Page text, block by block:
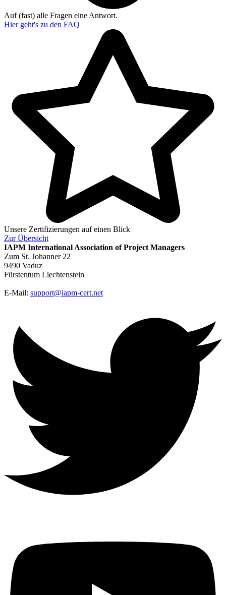
Auf (fast) alle Fragen eine Antwort.
Hier geht's zu den FAQ
Unsere Zertifizierungen auf einen Blick
ZurÜbersicht
IAPM International Association of Project Managers
Zum St. Johanner 22
9490 Vaduz
Fürstentum Liechtenstein
E-Mail: support@iapm-cert.net